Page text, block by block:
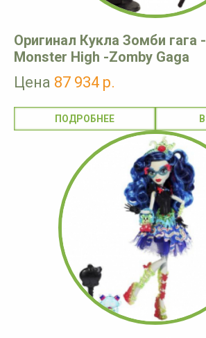
Оригинал Кукла Зомби гага -
Monster High -Zomby Gaga
Цена 87 934 р.
ПОДРОБНЕЕ